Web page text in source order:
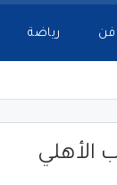
فن رياضة
الأهلي